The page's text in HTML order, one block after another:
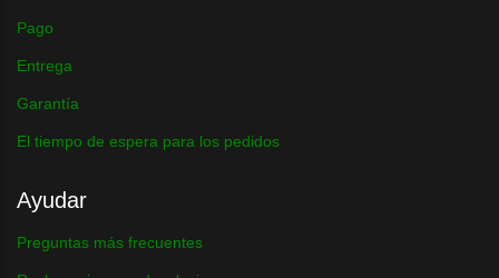
Pago
Entrega
Garantía
El tiempo de espera para los pedidos
Ayudar
Preguntas más frecuentes